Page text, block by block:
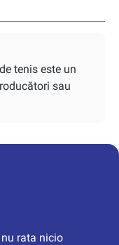
tenis este un
sau
rata nicio